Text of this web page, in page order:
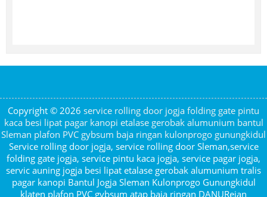
Copyright © 2026 service rolling door jogja folding gate pintu
kaca besi lipat pagar kanopi etalase gerobak alumunium bantul
Sleman plafon PVC gybsum baja ringan kulonprogo gunungkidul
Service rolling door jogja, service rolling door Sleman,service
folding gate jogja, service pintu kaca jogja, service pagar jogja,
servic auning jogja besi lipat etalase gerobak alumunium tralis
pagar kanopi Bantul Jogja Sleman Kulonprogo Gunungkidul
klaten plafon PVC gybsum atap baja ringan DANURejan